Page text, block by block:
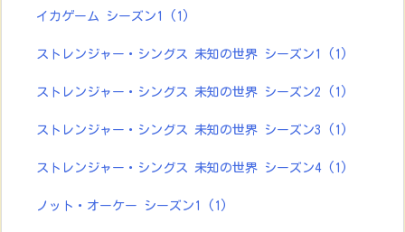
イカゲーム シーズン1 (1)
ストレンジャー・シングス 未知の世界 シーズン1 (1)
ストレンジャー・シングス 未知の世界 シーズン2 (1)
ストレンジャー・シングス 未知の世界 シーズン3 (1)
ストレンジャー・シングス 未知の世界 シーズン4 (1)
ノット・オーケー シーズン1 (1)